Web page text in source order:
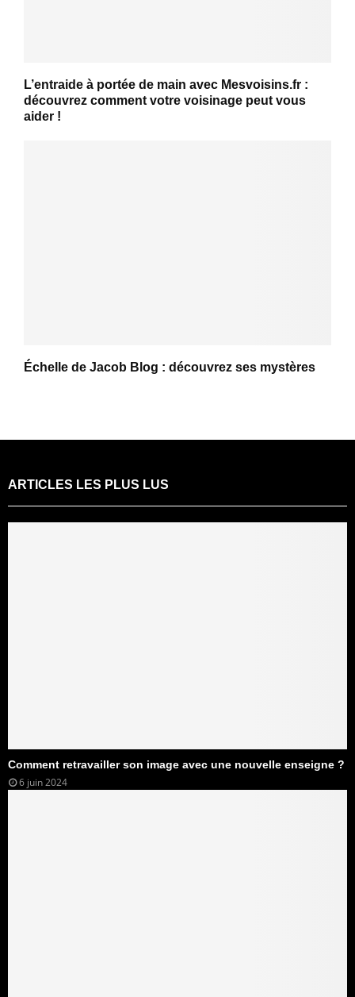
L’entraide à portée de main avec Mesvoisins.fr :
découvrez comment votre voisinage peut vous
aider !
Échelle de Jacob Blog : découvrez ses mystères
ARTICLES LES PLUS LUS
Comment retravailler son image avec une nouvelle enseigne ?
6 juin 2024